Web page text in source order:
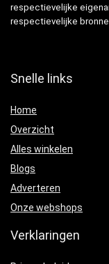
respectievelijke
respectievelijke
Snelle links
Home
Overzicht
Alles winkelen
Blogs
Adverteren
Onze webshops
Verklaringen